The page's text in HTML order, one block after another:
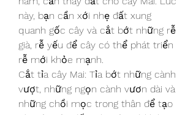
này, bạn cần xới nhẹ đất xung
quanh gốc cây và cắt bớt những rễ
già, rễ yếu để cây có thể phát triển
rễ mới khỏe mạnh.
Cắt tỉa cây Mai: Tỉa bớt những cành
vượt, những ngọn cành vươn dài và
những chồi mọc trong thân để tạo